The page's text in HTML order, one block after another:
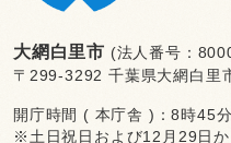
大網白里市 (法人番号：
〒299-3292 千葉県大網白里
開庁時間 ( 本庁舎 )：8時45
※土日祝日および12月29日か